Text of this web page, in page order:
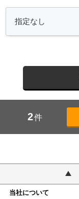
2件
当社について